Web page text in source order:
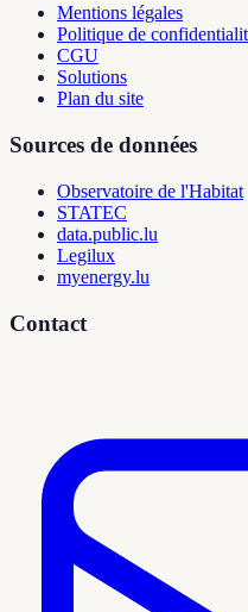
Mentions légales
Politique de
CGU
Solutions
Plan du site
Sources de données
Observatoire de l'Habitat
STATEC
data.public.lu
Legilux
myenergy.lu
Contact